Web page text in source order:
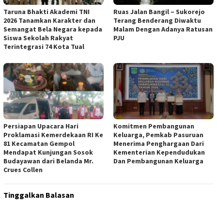
Taruna Bhakti Akademi TNI
2026 Tanamkan Karakter dan
Semangat Bela Negara kepada
Siswa Sekolah Rakyat
Terintegrasi 74 Kota Tual
Ruas Jalan Bangil – Sukorejo
Terang Benderang Diwaktu
Malam Dengan Adanya Ratusan
PJU
Persiapan Upacara Hari
Proklamasi Kemerdekaan RI Ke
81 Kecamatan Gempol
Mendapat Kunjungan Sosok
Budayawan dari Belanda Mr.
Crues Collen
Komitmen Pembangunan
Keluarga, Pemkab Pasuruan
Menerima Penghargaan Dari
Kementerian Kependudukan
Dan Pembangunan Keluarga
Tinggalkan Balasan